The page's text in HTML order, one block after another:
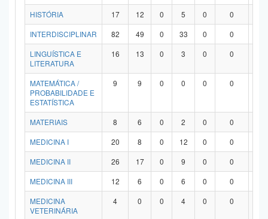
HISTÓRIA
17 12 0 5 0 0
INTERDISCIPLINAR
82 49 0 33 0 0
LINGUÍSTICA E
LITERATURA
16 13 0 3 0 0
MATEMÁTICA /
PROBABILIDADE E
ESTATÍSTICA
9 9 0 0 0 0
MATERIAIS 8 6 0 2 0 0
MEDICINA I
20 8 0 12 0 0
MEDICINA II
26 17 0 9 0 0
MEDICINA III
12 6 0 6 0 0
MEDICINA
VETERINÁRIA
4 0 0 4 0 0